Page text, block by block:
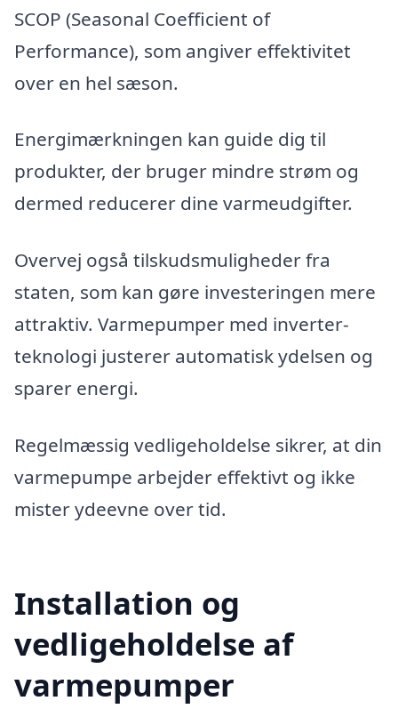
SCOP (Seasonal Coefficient of
Performance), som angiver effektivitet
over en hel sæson.
Energimærkningen kan guide dig til
produkter, der bruger mindre strøm og
dermed reducerer dine varmeudgifter.
Overvej også tilskudsmuligheder fra
staten, som kan gøre investeringen mere
attraktiv. Varmepumper med inverter-
teknologi justerer automatisk ydelsen og
sparer energi.
Regelmæssig vedligeholdelse sikrer, at din
varmepumpe arbejder effektivt og ikke
mister ydeevne over tid.
Installation og
vedligeholdelse af
varmepumper